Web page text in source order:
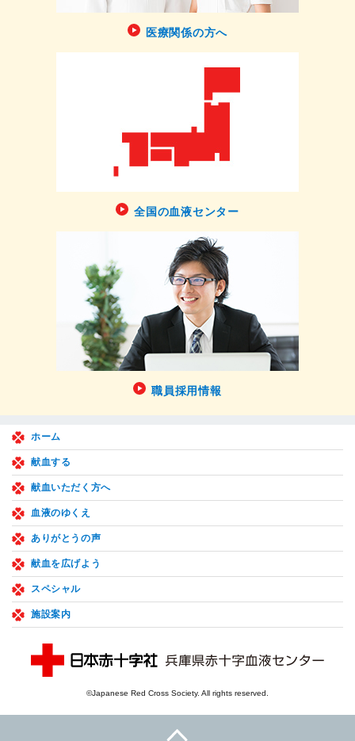
医療関係の方へ
全国の血液センター
職員採用情報
ホーム
献血する
献血いただく方へ
血液のゆくえ
ありがとうの声
献血を広げよう
スペシャル
施設案内
©Japanese Red Cross Society. All rights reserved.